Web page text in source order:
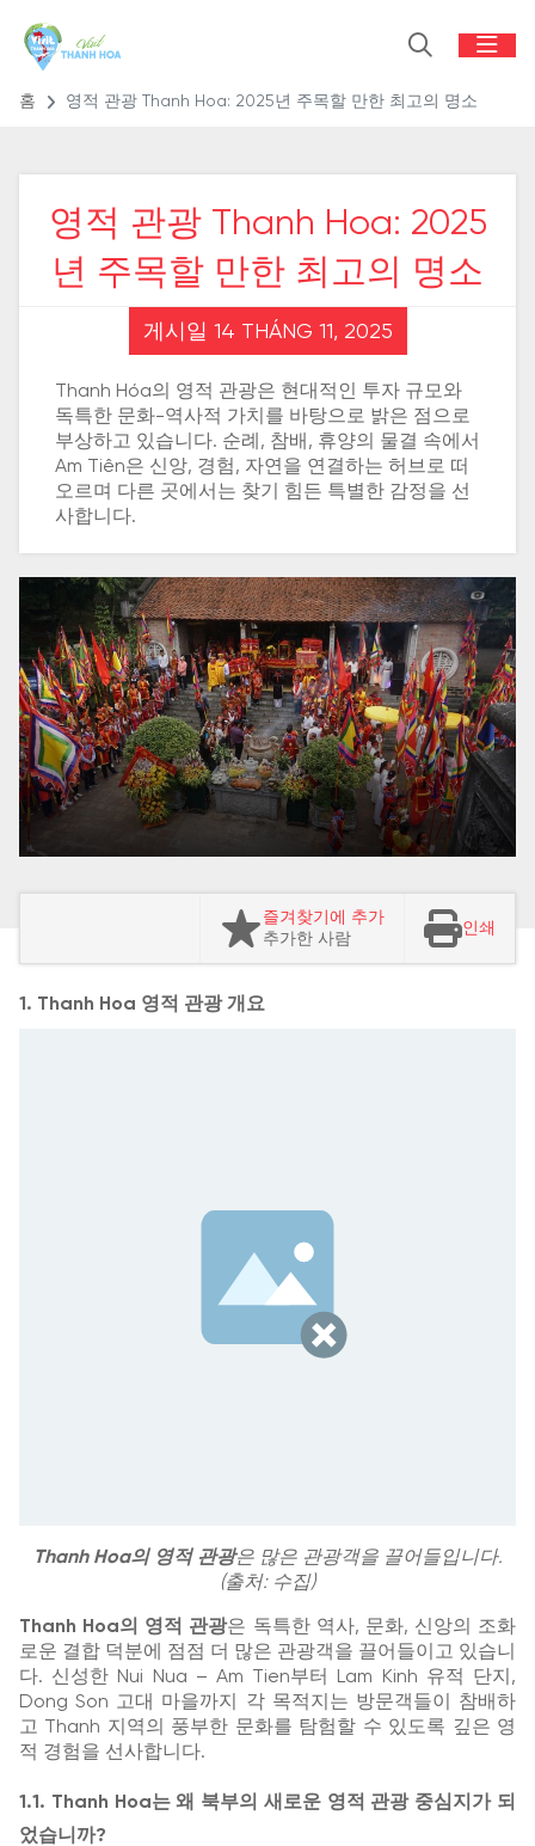
홈 영적 관광 Thanh Hoa: 2025년 주목할 만한 최고의 명소
영적 관광 Thanh Hoa: 2025
년 주목할 만한 최고의 명소
게시일 14 THÁNG 11, 2025
Thanh Hóa의 영적 관광은 현대적인 투자 규모와
독특한 문화-역사적 가치를 바탕으로 밝은 점으로
부상하고 있습니다. 순례, 참배, 휴양의 물결 속에서
Am Tiên은 신앙, 경험, 자연을 연결하는 허브로 떠
오르며 다른 곳에서는 찾기 힘든 특별한 감정을 선
사합니다.
즐겨찾기에 추가
추가한 사람
인쇄
1. Thanh Hoa 영적 관광 개요
Thanh Hoa의 영적 관광은 많은 관광객을 끌어들입니다.
(출처: 수집)
Thanh Hoa의 영적 관광은 독특한 역사, 문화, 신앙의 조화
로운 결합 덕분에 점점 더 많은 관광객을 끌어들이고 있습니
다. 신성한 Nui Nua – Am Tien부터 Lam Kinh 유적 단지,
Dong Son 고대 마을까지 각 목적지는 방문객들이 참배하
고 Thanh 지역의 풍부한 문화를 탐험할 수 있도록 깊은 영
적 경험을 선사합니다.
1.1. Thanh Hoa는 왜 북부의 새로운 영적 관광 중심지가 되
었습니까?